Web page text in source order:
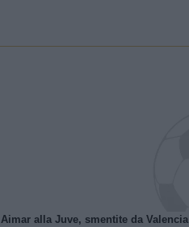
Aimar alla Juve, smentite da Valencia